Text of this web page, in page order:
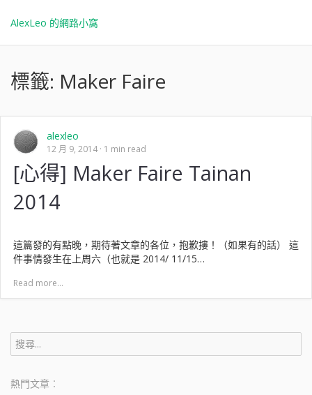
AlexLeo 的網路小窩
標籤: Maker Faire
alexleo
12 月 9, 2014 1 min read
[心得] Maker Faire Tainan
2014
這篇發的有點晚，期待著文章的各位，抱歉摟！（如果有的話） 這
件事情發生在上周六（也就是 2014/ 11/15…
Read more...
搜
尋
鍵
熱門文章︰